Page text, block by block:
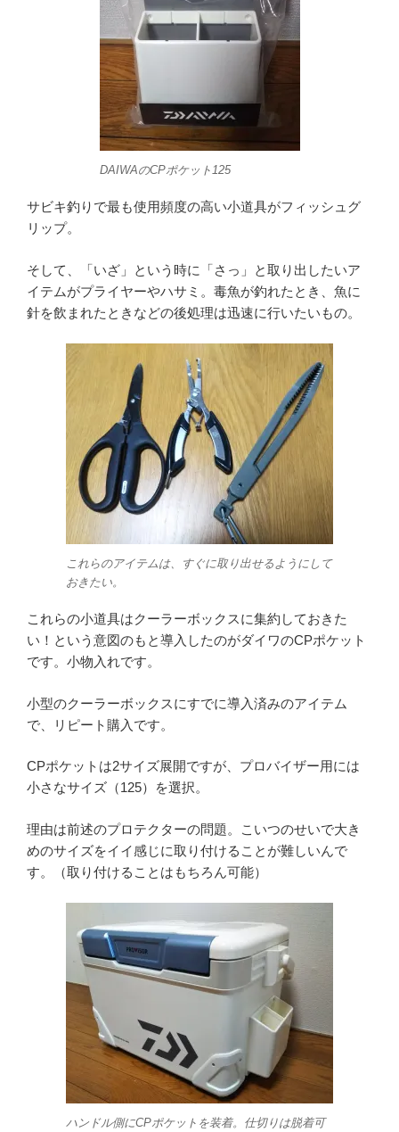
DAIWAのCPポケット125
サビキ釣りで最も使用頻度の高い小道具がフィッシュグ
リップ。
そして、「いざ」という時に「さっ」と取り出したいア
イテムがプライヤーやハサミ。毒魚が釣れたとき、魚に
針を飲まれたときなどの後処理は迅速に行いたいもの。
これらのアイテムは、すぐに取り出せるようにして
おきたい。
これらの小道具はクーラーボックスに集約しておきた
い！という意図のもと導入したのがダイワのCPポケット
です。小物入れです。
小型のクーラーボックスにすでに導入済みのアイテム
で、リピート購入です。
CPポケットは2サイズ展開ですが、プロバイザー用には
小さなサイズ（125）を選択。
理由は前述のプロテクターの問題。こいつのせいで大き
めのサイズをイイ感じに取り付けることが難しいんで
す。（取り付けることはもちろん可能）
ハンドル側にCPポケットを装着。仕切りは脱着可